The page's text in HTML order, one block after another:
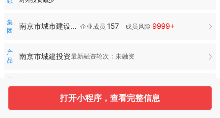
集
团
南京市城市建设投资控股集团 企业成员 157 成员风险 9999+
产
品
南京市城建投资最新融资轮次：未融资
常
用
司法案件 空壳扫描
打开小程序，查看完整信息